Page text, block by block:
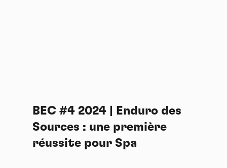
BEC #4 2024 | Enduro des
Sources : une première
réussite pour Spa